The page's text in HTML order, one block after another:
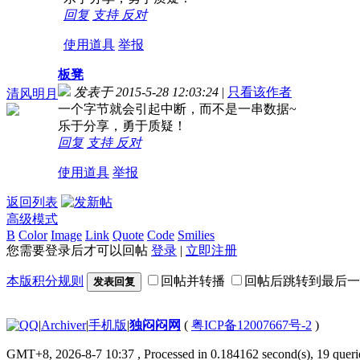
回复 支持 反对
使用道具 举报
清风明月
板凳
发表于 2015-5-28 12:03:24 | 只看该作者
一个字节就会引起中断，而不是一串数据~
乐于分享，勇于质疑！
回复 支持 反对
使用道具 举报
返回列表
高级模式
B Color Image Link Quote Code Smilies
您需要登录后才可以回帖 登录 | 立即注册
本版积分规则 发表回复 回帖并转播 回帖后跳转到最后
|Archiver|手机版|独闷闷网 ( 粤ICP备12007667号-2 )
GMT+8, 2026-8-7 10:37 , Processed in 0.184162 second(s), 19